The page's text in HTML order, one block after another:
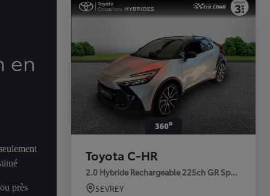
en
près
Toyota C-HR
2.0 Hybride Rechargeable 225ch GR Sport
SEVREY